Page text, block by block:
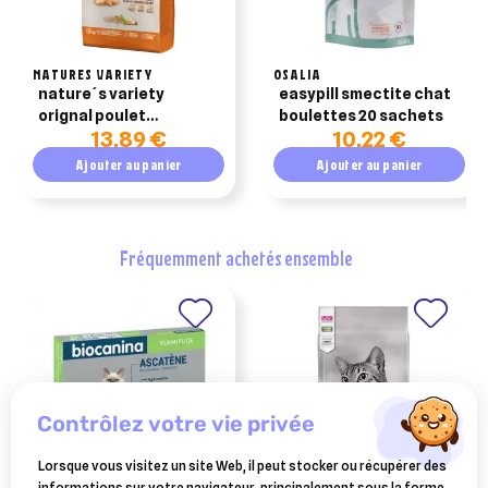
NATURES VARIETY
nature´s variety
orignal poulet
croquettes pour chat
adulte 1,25kg
13,89 €
Ajouter au panier
OSALIA
easypill smectite chat
boulettes 20 sachets
10,22 €
Ajouter au panier
fréquemment achetés ensemble
contrôlez votre vie privée
Lorsque vous visitez un site Web, il peut stocker ou récupérer des